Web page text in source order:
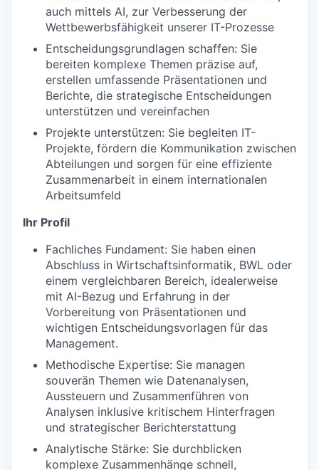
auch mittels AI, zur Verbesserung der
Wettbewerbsfähigkeit unserer IT-Prozesse
Entscheidungsgrundlagen schaffen: Sie
bereiten komplexe Themen präzise auf,
erstellen umfassende Präsentationen und
Berichte, die strategische Entscheidungen
unterstützen und vereinfachen
Projekte unterstützen: Sie begleiten IT-
Projekte, fördern die Kommunikation zwischen
Abteilungen und sorgen für eine effiziente
Zusammenarbeit in einem internationalen
Arbeitsumfeld
Ihr Profil
Fachliches Fundament: Sie haben einen
Abschluss in Wirtschaftsinformatik, BWL oder
einem vergleichbaren Bereich, idealerweise
mit AI-Bezug und Erfahrung in der
Vorbereitung von Präsentationen und
wichtigen Entscheidungsvorlagen für das
Management.
Methodische Expertise: Sie managen
souverän Themen wie Datenanalysen,
Aussteuern und Zusammenführen von
Analysen inklusive kritischem Hinterfragen
und strategischer Berichterstattung
Analytische Stärke: Sie durchblicken
komplexe Zusammenhänge schnell,